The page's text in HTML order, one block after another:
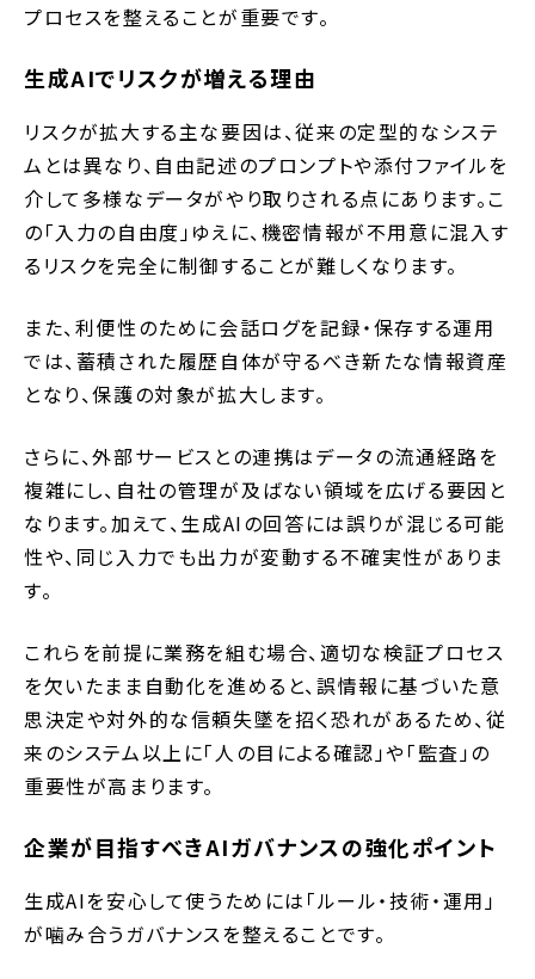
プロセスを整えることが重要です。
生成AIでリスクが増える理由
リスクが拡大する主な要因は、従来の定型的なシステ
ムとは異なり、自由記述のプロンプトや添付ファイルを
介して多様なデータがやり取りされる点にあります。こ
の「入力の自由度」ゆえに、機密情報が不用意に混入す
るリスクを完全に制御することが難しくなります。
また、利便性のために会話ログを記録・保存する運用
では、蓄積された履歴自体が守るべき新たな情報資産
となり、保護の対象が拡大します。
さらに、外部サービスとの連携はデータの流通経路を
複雑にし、自社の管理が及ばない領域を広げる要因と
なります。加えて、生成AIの回答には誤りが混じる可能
性や、同じ入力でも出力が変動する不確実性がありま
す。
これらを前提に業務を組む場合、適切な検証プロセス
を欠いたまま自動化を進めると、誤情報に基づいた意
思決定や対外的な信頼失墜を招く恐れがあるため、従
来のシステム以上に「人の目による確認」や「監査」の
重要性が高まります。
企業が目指すべきAIガバナンスの強化ポイント
生成AIを安心して使うためには「ルール・技術・運用」
が噛み合うガバナンスを整えることです。